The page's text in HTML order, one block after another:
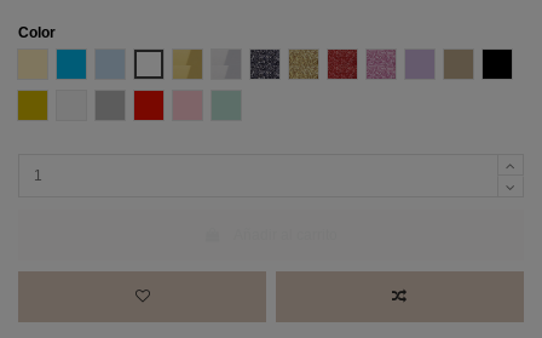
Color
Efecto espejo Oro
Efecto espejo Plata
Glitter negro
Glitter OroGlitter RojoGlitter Rosa